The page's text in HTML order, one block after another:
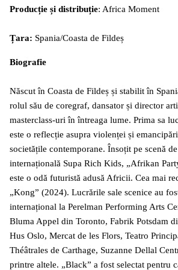
Producție și distribuție: Africa Moment
Țara: Spania/Coasta de Fildeș
Biografie
Născut în Coasta de Fildeș și stabilit în
rolul său de coregraf, dansator și director
masterclass-uri în întreaga lume. Prima sa
este o reflecție asupra violenței și
societățile contemporane. Însoțit pe scenă
internațională Supa Rich Kids, „Afrikan
este o odă futuristă adusă Africii. Cea mai
„Kong” (2024). Lucrările sale scenice au
internațional la Perelman Performing Arts
Bluma Appel din Toronto, Fabrik Potsdam
Hus Oslo, Mercat de les Flors, Teatro
Théâtrales de Carthage, Suzanne Dellal
printre altele. „Black” a fost selectat pentru